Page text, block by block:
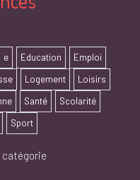
e Education
Emploi
Logement
Loisirs
Santé
Scolarité
Sport
catégorie